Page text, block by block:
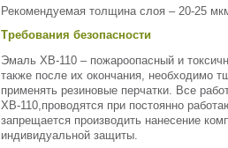
Рекомендуемая толщина слоя – 20-25
Требования безопасности
Эмаль ХВ-110 – пожароопасный и
также после их окончания, необходимо
применять резиновые перчатки. Все
ХВ-110,проводятся при постоянно
запрещается производить нанесение
индивидуальной защиты.